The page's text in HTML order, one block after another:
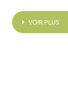
VOIR PLUS